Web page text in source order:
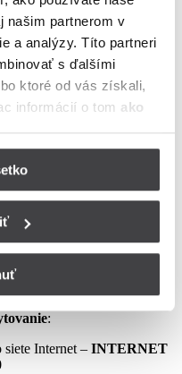
našim partnerom v
a analýzy. Títo partneri
s ďalšími
ktoré od vás získali,
informácií o tom ako
o poskytovaní verejne
súčastí, t.j. najmä
služieb,
a Tarify jednorazových
platných právnych
samostatne – LIS
:
Internet – INTERNET